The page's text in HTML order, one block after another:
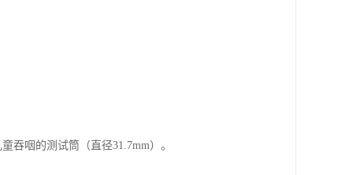
吞咽的测试筒（直径31.7mm）。